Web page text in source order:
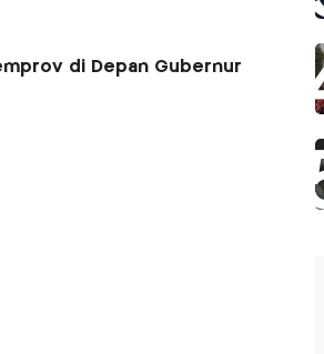
di Depan Gubernur